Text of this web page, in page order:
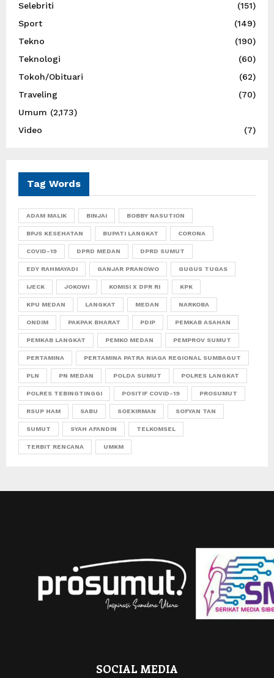
Selebriti
(151)
Sport
(149)
Tekno
(190)
Teknologi
(60)
Tokoh/Obituari
(62)
Traveling
(70)
Umum (2,173)
Video
(7)
Tag Words
ADAM MALIK BINJAI BOBBY NASUTION
BPJS KESEHATAN BUPATI LANGKAT CORONA
COVID-19 DPRD MEDAN DPRD SUMUT
EDY RAHMAYADI GANJAR PRANOWO GUGUS TUGAS
IJECK JOKOWI KOMISI X DPR RI KPK
KPU MEDAN LANGKAT MEDAN NARKOBA
ONDIM PAKPAK BHARAT PDIP PEMKAB ASAHAN
PEMKAB LANGKAT PEMKO MEDAN PEMPROV SUMUT
PERTAMINA PERTAMINA PATRA NIAGA REGIONAL SUMBAGUT
PLN PN MEDAN POLDA SUMUT POLRES LANGKAT
POLRES TEBINGTINGGI POSITIF COVID-19 PROSUMUT
RSUP HAM SABU SOEKIRMAN SOFYAN TAN
SUMUT SYAH AFANDIN TELKOMSEL
TERBIT RENCANA UMKM
SOCIAL MEDIA